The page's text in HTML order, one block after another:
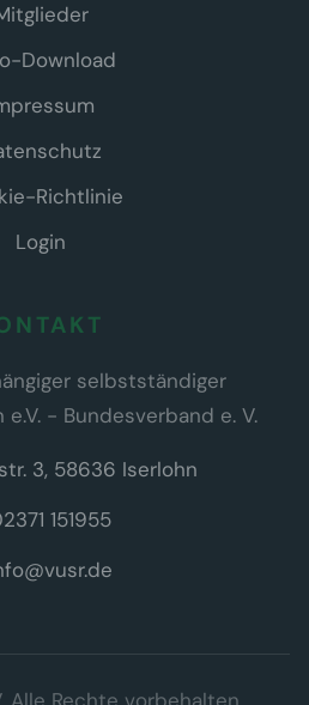
Download
Richtlinie
Login
selbstständiger
- Bundesverband e. V.
3, 58636 Iserlohn
151955
ausschließlich technisch notwendige